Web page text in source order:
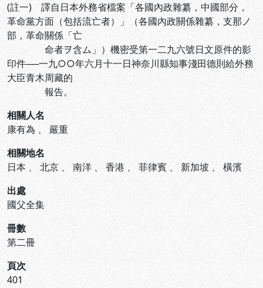
(註一) 譯自日本外務省檔案「各國內政雜纂，中國部分，
革命黨方面（包括流亡者）」（各國內政關係雜纂，支那ノ
部，革命關係「亡
命者ヲ含ム」）機密受第一二九六號日文原件的影
印件──一九○○年六月十一日神奈川縣知事淺田德則給外務
大臣青木周藏的
報告。
相關人名
康有為 、 嚴重
相關地名
日本 、 北京 、 南洋 、 香港 、 菲律賓 、 新加坡 、 橫濱
出處
國父全集
冊數
第二冊
頁次
401